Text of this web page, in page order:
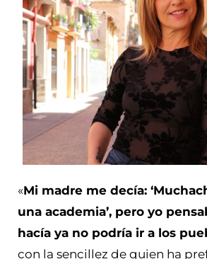
«Mi madre me decía:
una academia’, pero yo
hacía ya no podría ir a los
con la sencillez de quien ha